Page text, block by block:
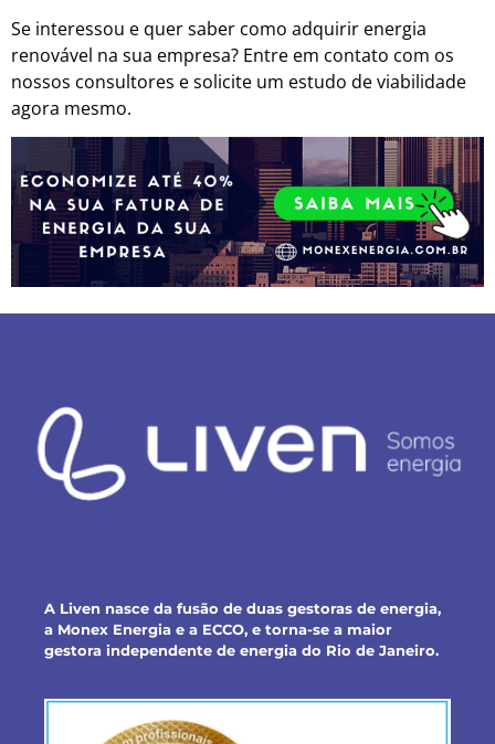
Se interessou e quer saber como adquirir energia
renovável na sua empresa? Entre em contato com os
nossos consultores e solicite um estudo de viabilidade
agora mesmo.
A Liven nasce da fusão de duas gestoras de energia,
a Monex Energia e a ECCO, e torna-se a maior
gestora independente de energia do Rio de Janeiro.